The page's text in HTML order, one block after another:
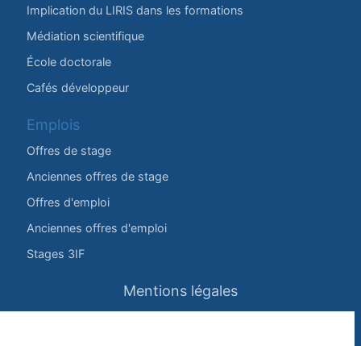
Implication du LIRIS dans les formations
Médiation scientifique
École doctorale
Cafés développeur
Emplois
Offres de stage
Anciennes offres de stage
Offres d'emploi
Anciennes offres d'emploi
Stages 3IF
Mentions légales